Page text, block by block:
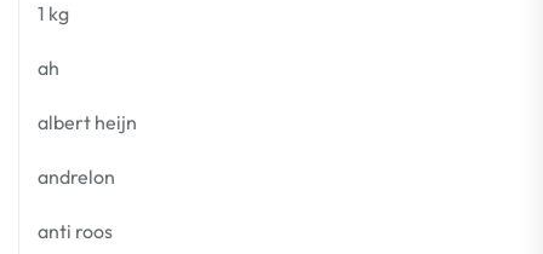
1 kg
ah
albert heijn
andrelon
anti roos